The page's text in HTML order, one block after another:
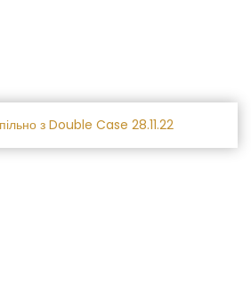
з Double Case 28.11.22